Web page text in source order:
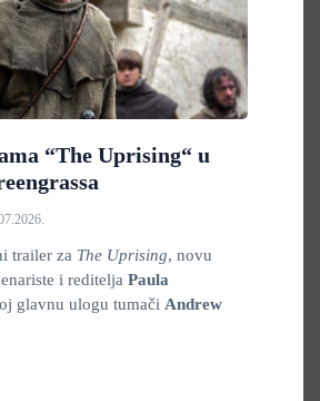
“The Uprising“ u
trailer za The Uprising, novu
i reditelja Paula
glavnu ulogu tumači Andrew